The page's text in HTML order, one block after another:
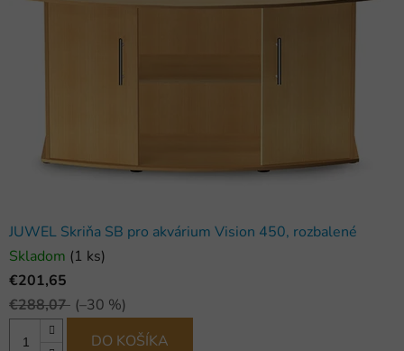
JUWEL Skriňa SB pro akvárium Vision 450, rozbalené
Skladom (1 ks)
€201,65
€288,07 (–30 %)
DO KOŠÍKA